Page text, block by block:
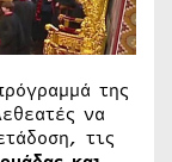
της
να
τις